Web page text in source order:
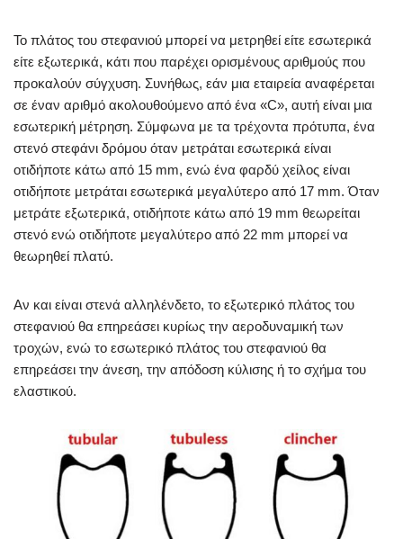
Το πλάτος του στεφανιού μπορεί να μετρηθεί είτε εσωτερικά
είτε εξωτερικά, κάτι που παρέχει ορισμένους αριθμούς που
προκαλούν σύγχυση. Συνήθως, εάν μια εταιρεία αναφέρεται
σε έναν αριθμό ακολουθούμενο από ένα «C», αυτή είναι μια
εσωτερική μέτρηση. Σύμφωνα με τα τρέχοντα πρότυπα, ένα
στενό στεφάνι δρόμου όταν μετράται εσωτερικά είναι
οτιδήποτε κάτω από 15 mm, ενώ ένα φαρδύ χείλος είναι
οτιδήποτε μετράται εσωτερικά μεγαλύτερο από 17 mm. Όταν
μετράτε εξωτερικά, οτιδήποτε κάτω από 19 mm θεωρείται
στενό ενώ οτιδήποτε μεγαλύτερο από 22 mm μπορεί να
θεωρηθεί πλατύ.
Αν και είναι στενά αλληλένδετο, το εξωτερικό πλάτος του
στεφανιού θα επηρεάσει κυρίως την αεροδυναμική των
τροχών, ενώ το εσωτερικό πλάτος του στεφανιού θα
επηρεάσει την άνεση, την απόδοση κύλισης ή το σχήμα του
ελαστικού.